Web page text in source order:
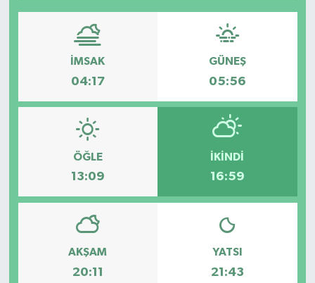
İMSAK
04:17
GÜNEŞ
05:56
ÖĞLE
13:09
İKINDI
16:59
AKŞAM
20:11
YATSI
21:43